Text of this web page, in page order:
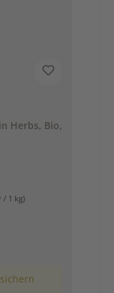
Herbs, Bio,
/ 1 kg)